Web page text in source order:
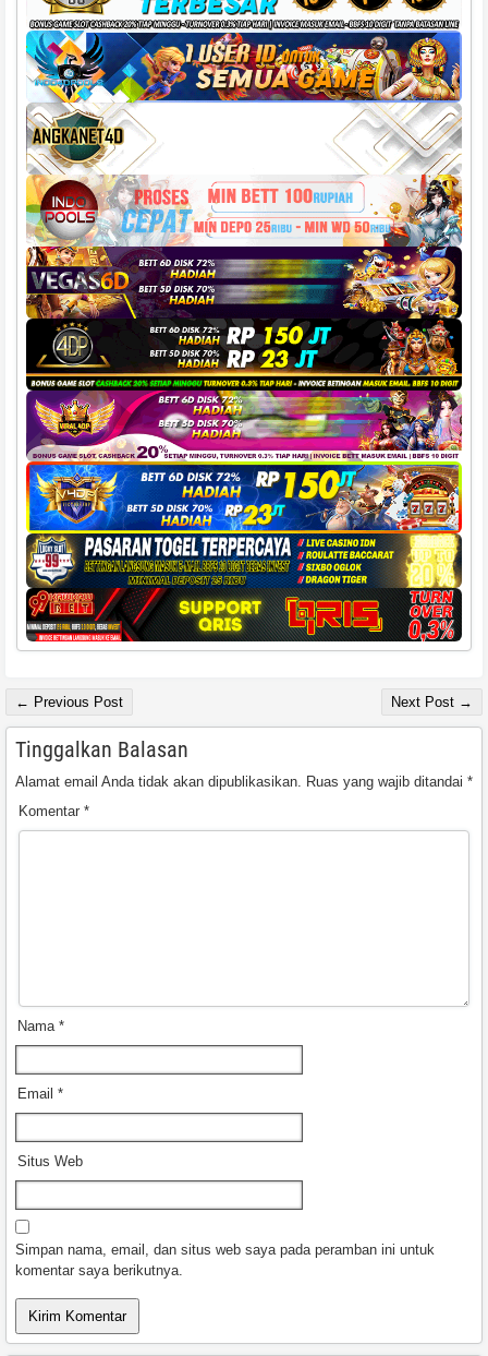
← Previous Post Next Post →
Tinggalkan Balasan
Alamat email Anda tidak akan dipublikasikan. Ruas yang wajib ditandai *
Komentar *
Nama *
Email *
Situs Web
Simpan nama, email, dan situs web saya pada peramban ini untuk
komentar saya berikutnya.